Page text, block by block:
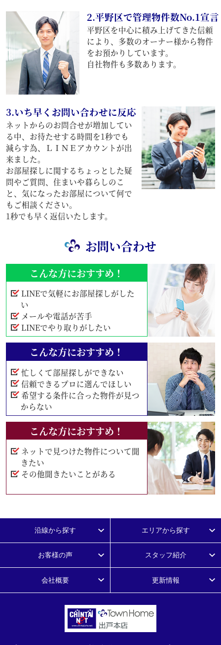
2.平野区で管理物件数No.1宣言
平野区を中心に積み上げてきた信頼
により、多数のオーナー様から物件
をお預かりしています。
自社物件も多数あります。
3.いち早くお問い合わせに反応
ネットからのお問合せが増加してい
る中、お待たせする時間を1秒でも
減らす為、ＬＩＮＥアカウントが出
来ました。
お部屋探しに関するちょっとした疑
問やご質問、住まいや暮らしのこ
と、気になったお部屋について何で
もご相談ください。
1秒でも早く返信いたします。
お問い合わせ
こんな方におすすめ！
LINEで気軽にお部屋探しがした
い
メールや電話が苦手
LINEでやり取りがしたい
こんな方におすすめ！
忙しくて部屋探しができない
信頼できるプロに選んでほしい
希望する条件に合った物件が見つ
からない
こんな方におすすめ！
ネットで見つけた物件について聞
きたい
その他聞きたいことがある
沿線から探す エリアから探す
お客様の声 スタッフ紹介
会社概要 更新情報